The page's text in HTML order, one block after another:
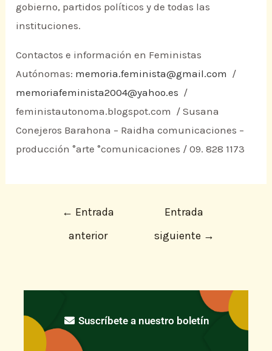
gobierno, partidos políticos y de todas las
instituciones.
Contactos e información en Feministas
Autónomas: memoria.feminista@gmail.com /
memoriafeminista2004@yahoo.es /
feministautonoma.blogspot.com / Susana
Conejeros Barahona – Raidha comunicaciones –
producción °arte °comunicaciones / 09. 828 1173
← Entrada
anterior
Entrada
siguiente →
Suscríbete a nuestro boletín